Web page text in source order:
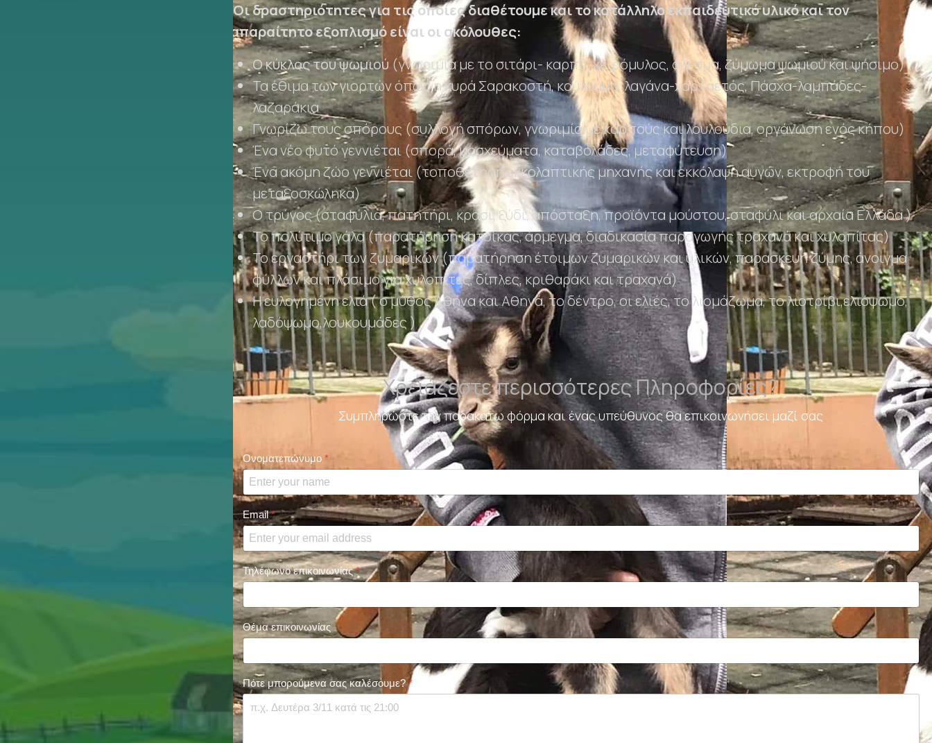
Οι δραστηριότητες για τις οποίες διαθέτουμε και το κατάλληλο εκπαιδευτικό υλικό και τον
απαραίτητο εξοπλισμό είναι οι ακόλουθες:
Ο κύκλος του ψωμιού (γνωριμία με το σιτάρι- καρπό, χειρόμυλος, άλεσμα, ζύμωμα ψωμιού και ψήσιμο)
Τα έθιμα των γιορτών όπως η κυρά Σαρακοστή, κούλουμα ,λαγάνα-χαρταετός, Πάσχα-λαμπάδες-
λαζαράκια
Γνωρίζω τους σπόρους (συλλογή σπόρων, γνωριμία με καρπούς και λουλούδια, οργάνωση ενός κήπου)
Ένα νέο φυτό γεννιέται (σπορά, μοσχεύματα, καταβολάδες, μεταφύτευση)
Ένα ακόμη ζώο γεννιέται (τοποθέτηση εκκολαπτικής μηχανής και εκκόλαψη αυγών, εκτροφή του
μεταξοσκώληκα)
Ο τρύγος (σταφύλια, πατητήρι, κρασί, ξύδι, απόσταξη, προϊόντα μούστου, σταφύλι και αρχαία Ελλάδα )
Το πολύτιμο γάλα (παρατήρηση κατσίκας, άρμεγμα, διαδικασία παραγωγής τραχανά και χυλοπίτας)
Το εργαστήρι των ζυμαρικών (παρατήρηση έτοιμων ζυμαρικών και υλικών, παρασκευή ζύμης, άνοιγμα
φύλλων και πλάσιμο για χυλοπίτες, δίπλες, κριθαράκι και τραχανά)
Η ευλογημένη ελιά ( ο μύθος Αθήνα και Αθηνά, το δέντρο, οι ελιές, το λιομάζωμα, το λιοτρίβι,ελιόψωμο,
λαδόψωμο,λουκουμάδες )
Χρειάζεστε περισσότερες Πληροφορίες?
Συμπληρώστε την παρακάτω φόρμα και ένας υπεύθυνος θα επικοινωνήσει μαζί σας
Ονοματεπώνυμο *
Email*
Τηλέφωνο επικοινωνίας*
Θέμα επικοινωνίας
Πότε μπορούμενα σας καλέσουμε?*